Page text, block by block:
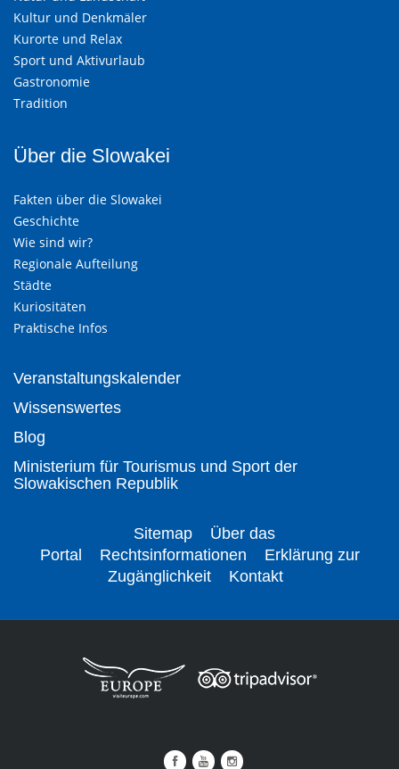
Kultur und Denkmäler
Kurorte und Relax
Sport und Aktivurlaub
Gastronomie
Tradition
Über die Slowakei
Fakten über die Slowakei
Geschichte
Wie sind wir?
Regionale Aufteilung
Städte
Kuriositäten
Praktische Infos
Veranstaltungskalender
Wissenswertes
Blog
Ministerium für Tourismus und Sport der
Slowakischen Republik
Sitemap
Über das
Portal
Rechtsinformationen
Erklärung zur
Zugänglichkeit
Kontakt